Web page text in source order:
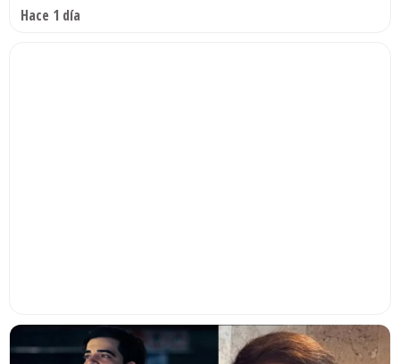
Hace 1 día